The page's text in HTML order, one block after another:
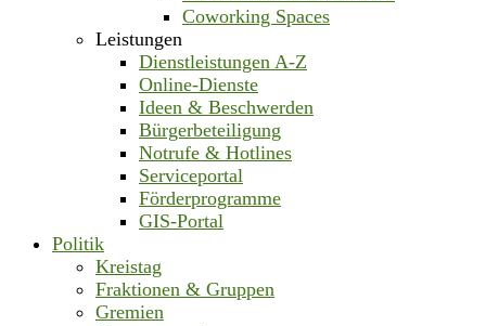
Coworking Spaces
Leistungen
Dienstleistungen A-Z
Online-Dienste
Ideen & Beschwerden
Bürgerbeteiligung
Notrufe & Hotlines
Serviceportal
Förderprogramme
GIS-Portal
Politik
Kreistag
Fraktionen & Gruppen
Gremien